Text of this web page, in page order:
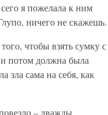
я пожелала к ним
ничего не скажешь.
чтобы взять сумку с
потом должна была
зла сама на себя, как
– дважды